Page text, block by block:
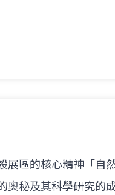
展區的核心精神「自
奧秘及其科學研究的